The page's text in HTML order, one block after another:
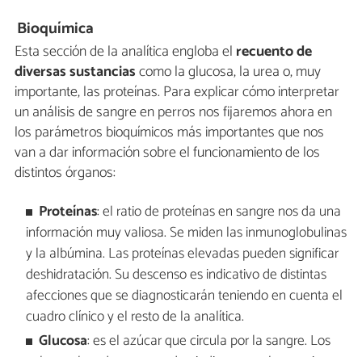
Bioquímica
Esta sección de la analítica engloba el recuento de
diversas sustanciascomo la glucosa, la urea o, muy
importante, las proteínas. Para explicar cómo interpretar
un análisis de sangre en perros nos fijaremos ahora en
los parámetros bioquímicos más importantes que nos
van a dar información sobre el funcionamiento de los
distintos órganos:
Proteínas: el ratio de proteínas en sangre nos da una
información muy valiosa. Se miden las inmunoglobulinas
y la albúmina. Las proteínas elevadas pueden significar
deshidratación. Su descenso es indicativo de distintas
afecciones que se diagnosticarán teniendo en cuenta el
cuadro clínico y el resto de la analítica.
Glucosa: es el azúcar que circula por la sangre. Los